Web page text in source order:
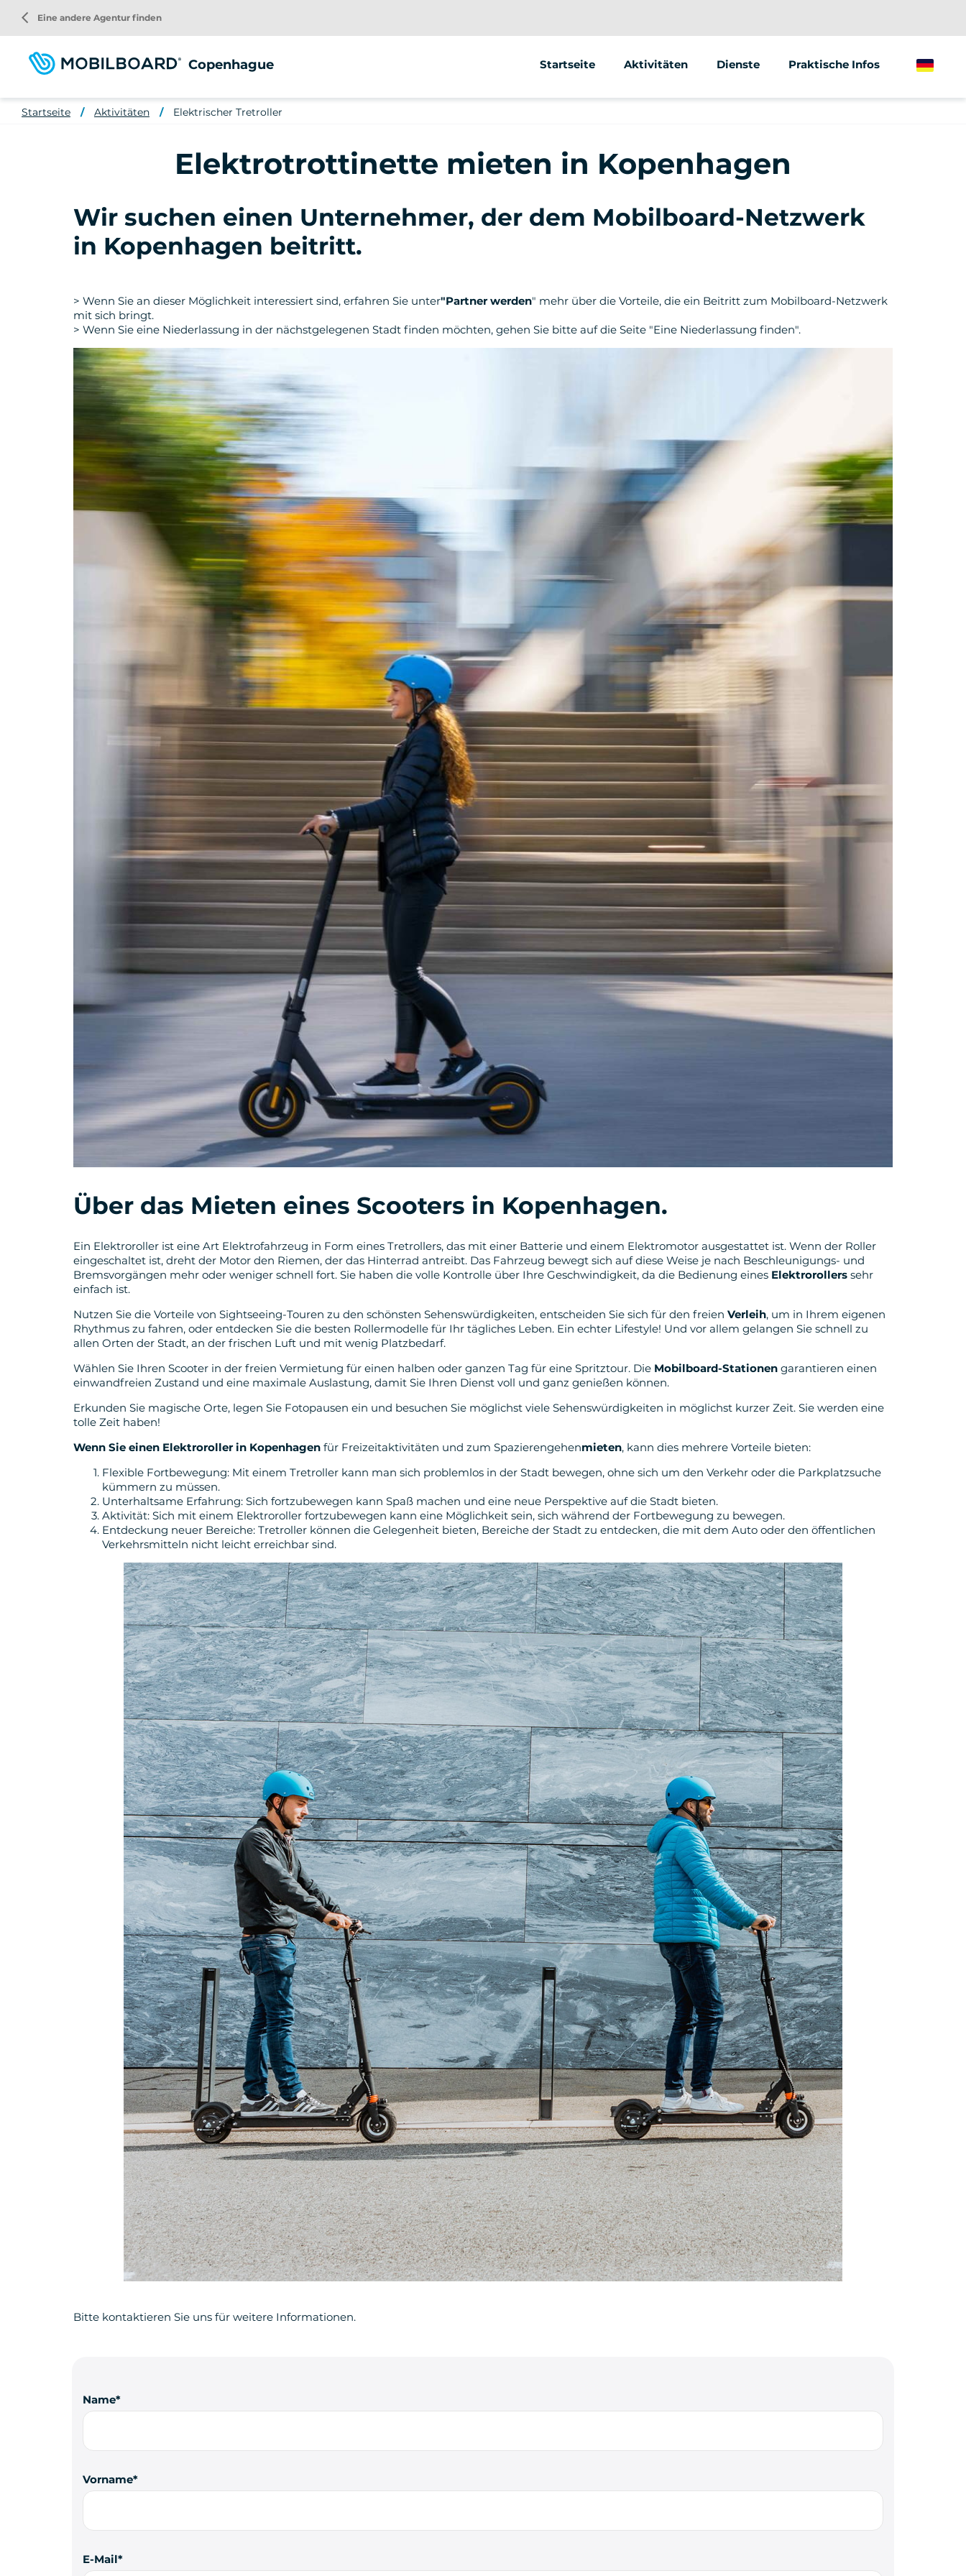
zum
Inhalt
Copenhague Startseite Aktivitäten
Segway
Elektrisches Fahrrad
Dienste
Animationen &amp; Seminare
Praktische Infos
arrow_back_ios Eine andere Agentur finden
German
Startseite Aktivitäten Elektrischer Tretroller
Elektrotrottinette mieten in Kopenhagen
Wir suchen einen Unternehmer, der dem Mobilboard-Netzwerk
in Kopenhagen beitritt.
> Wenn Sie an dieser Möglichkeit interessiert sind, erfahren Sie unter"Partner werden" mehr über die Vorteile, die ein Beitritt zum Mobilboard-Netzwerk
mit sich bringt.
> Wenn Sie eine Niederlassung in der nächstgelegenen Stadt finden möchten, gehen Sie bitte auf die Seite "Eine Niederlassung finden".
Über das Mieten eines Scooters in Kopenhagen.
Ein Elektroroller ist eine Art Elektrofahrzeug in Form eines Tretrollers, das mit einer Batterie und einem Elektromotor ausgestattet ist. Wenn der Roller
eingeschaltet ist, dreht der Motor den Riemen, der das Hinterrad antreibt. Das Fahrzeug bewegt sich auf diese Weise je nach Beschleunigungs- und
Bremsvorgängen mehr oder weniger schnell fort. Sie haben die volle Kontrolle über Ihre Geschwindigkeit, da die Bedienung eines Elektrorollers sehr
einfach ist.
Nutzen Sie die Vorteile von Sightseeing-Touren zu den schönsten Sehenswürdigkeiten, entscheiden Sie sich für den freien Verleih, um in Ihrem eigenen
Rhythmus zu fahren, oder entdecken Sie die besten Rollermodelle für Ihr tägliches Leben. Ein echter Lifestyle! Und vor allem gelangen Sie schnell zu
allen Orten der Stadt, an der frischen Luft und mit wenig Platzbedarf.
Wählen Sie Ihren Scooter in der freien Vermietung für einen halben oder ganzen Tag für eine Spritztour. Die Mobilboard-Stationen garantieren einen
einwandfreien Zustand und eine maximale Auslastung, damit Sie Ihren Dienst voll und ganz genießen können.
Erkunden Sie magische Orte, legen Sie Fotopausen ein und besuchen Sie möglichst viele Sehenswürdigkeiten in möglichst kurzer Zeit. Sie werden eine
tolle Zeit haben!
Wenn Sie einen Elektroroller in Kopenhagen für Freizeitaktivitäten und zum Spazierengehenmieten, kann dies mehrere Vorteile bieten:
Flexible Fortbewegung: Mit einem Tretroller kann man sich problemlos in der Stadt bewegen, ohne sich um den Verkehr oder die Parkplatzsuche
kümmern zu müssen.
Unterhaltsame Erfahrung: Sich fortzubewegen kann Spaß machen und eine neue Perspektive auf die Stadt bieten.
Aktivität: Sich mit einem Elektroroller fortzubewegen kann eine Möglichkeit sein, sich während der Fortbewegung zu bewegen.
Entdeckung neuer Bereiche: Tretroller können die Gelegenheit bieten, Bereiche der Stadt zu entdecken, die mit dem Auto oder den öffentlichen
Verkehrsmitteln nicht leicht erreichbar sind.
Bitte kontaktieren Sie uns für weitere Informationen.
Name
Vorname
E-Mail